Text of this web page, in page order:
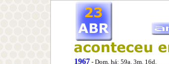
1967 - Dom, há: 59a. 3m. 16d.